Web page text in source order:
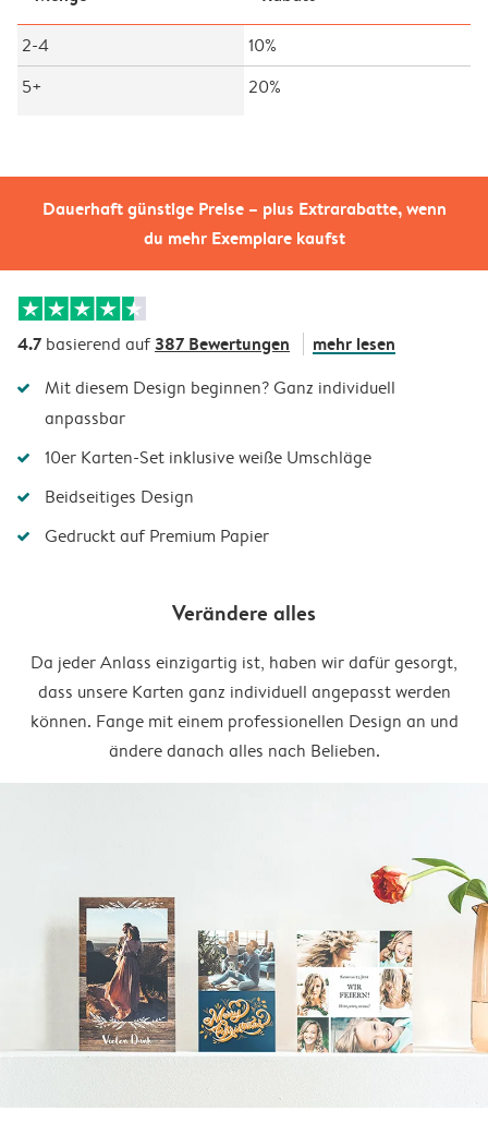
Dauerhaft günstige Preise – plus Extrarabatte, wenn
du mehr Exemplare kaufst
2-4
10%
5+
20%
4.7 basierend auf387 Bewertungen mehr lesen
Mit diesem Design beginnen? Ganz individuell
anpassbar
10er Karten-Set inklusive weiße Umschläge
Beidseitiges Design
Gedruckt auf Premium Papier
Verändere alles
Da jeder Anlass einzigartig ist, haben wir dafür gesorgt,
dass unsere Karten ganz individuell angepasst werden
können. Fange mit einem professionellen Design an und
ändere danach alles nach Belieben.